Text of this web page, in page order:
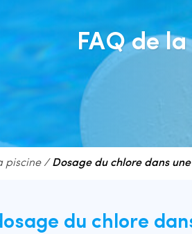
FAQ de
piscine/ Dosage du chlore dans
du chlore